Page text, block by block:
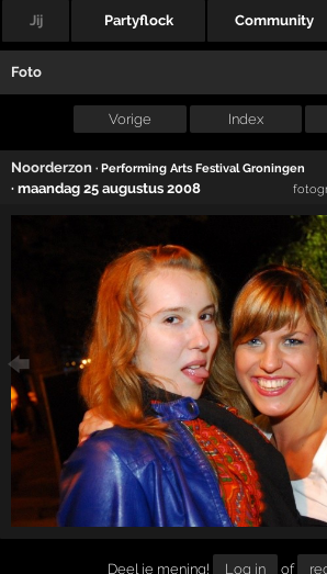
Jij Partyflock Community
Foto
Vorige Index
Noorderzon · Performing Arts Festival Groningen
·maandag 25 augustus 2008
Deel je mening! Log in of